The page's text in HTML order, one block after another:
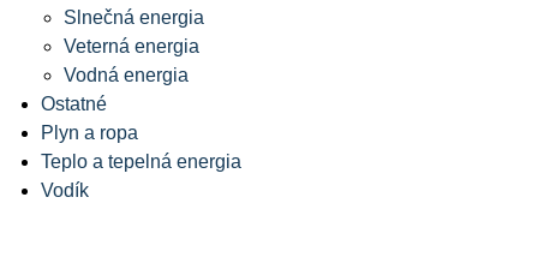
Slnečná energia
Veterná energia
Vodná energia
Ostatné
Plyn a ropa
Teplo a tepelná energia
Vodík